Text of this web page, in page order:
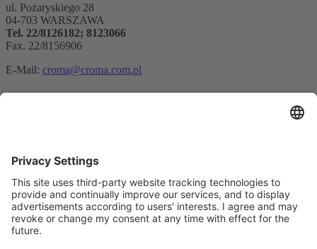
ul. Pożaryskiego 28
04-703 WARSZAWA
Tel. 22/8126182; 8123066
Fax. 22/8156906
E-Mail: croma@croma.com.pl
Tak, potwierdzam, że chcę otrzymywać biuletyn informacyjny
REO AG i że jestem poinformowany o przetwarzaniu moich
danych.